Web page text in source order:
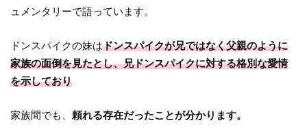
ュメンタリーで語っています。
ドンスパイクの妹はドンスパイクが兄ではなく父親のように
家族の面倒を見たとし、兄ドンスパイクに対する格別な愛情
を示しており
家族間でも、 頼れる存在だったことが分かります。